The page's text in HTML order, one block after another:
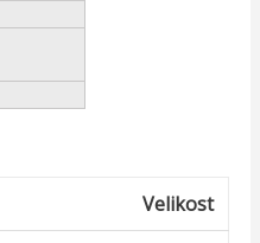
Velikost